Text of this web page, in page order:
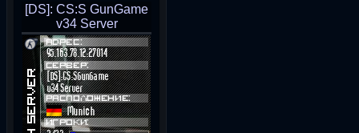
[DS]: CS:S GunGame
v34 Server